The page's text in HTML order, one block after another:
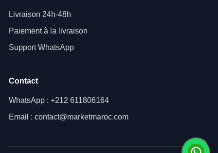
Livraison 24h-48h
Paiement à la livraison
Support WhatsApp
Contact
WhatsApp : +212 611806164
Email : contact@marketmaroc.com